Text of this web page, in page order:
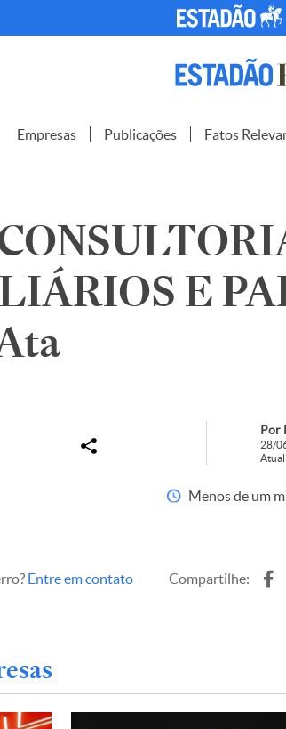
Empresas Publicações Fatos
E
Por
28/
Menos de um
Entre em contato Compartilhe: